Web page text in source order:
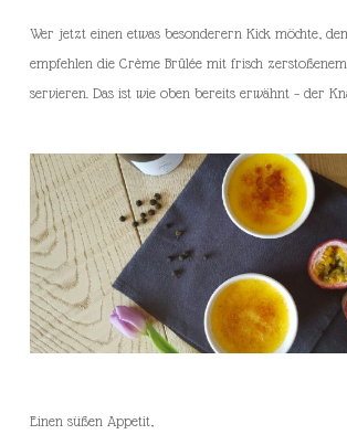
Wer jetzt einen etwas besonderern Kick möchte,
empfehlen die Crème Brûlée mit frisch
servieren. Das ist wie oben bereits erwähnt – der
Einen süßen Appetit,